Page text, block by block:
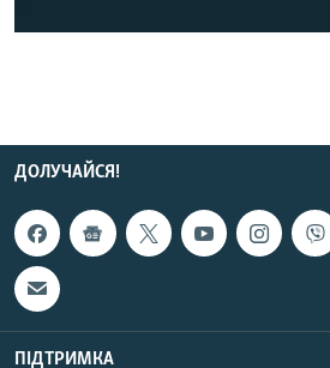
ДОЛУЧАЙСЯ!
ПІДТРИМКА